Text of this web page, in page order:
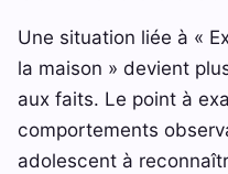
Une situation liée à «
la maison » devient
aux faits. Le point à
comportements
adolescent à